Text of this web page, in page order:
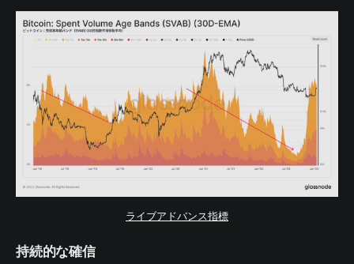
ライブアドバンス指標
持続的な確信